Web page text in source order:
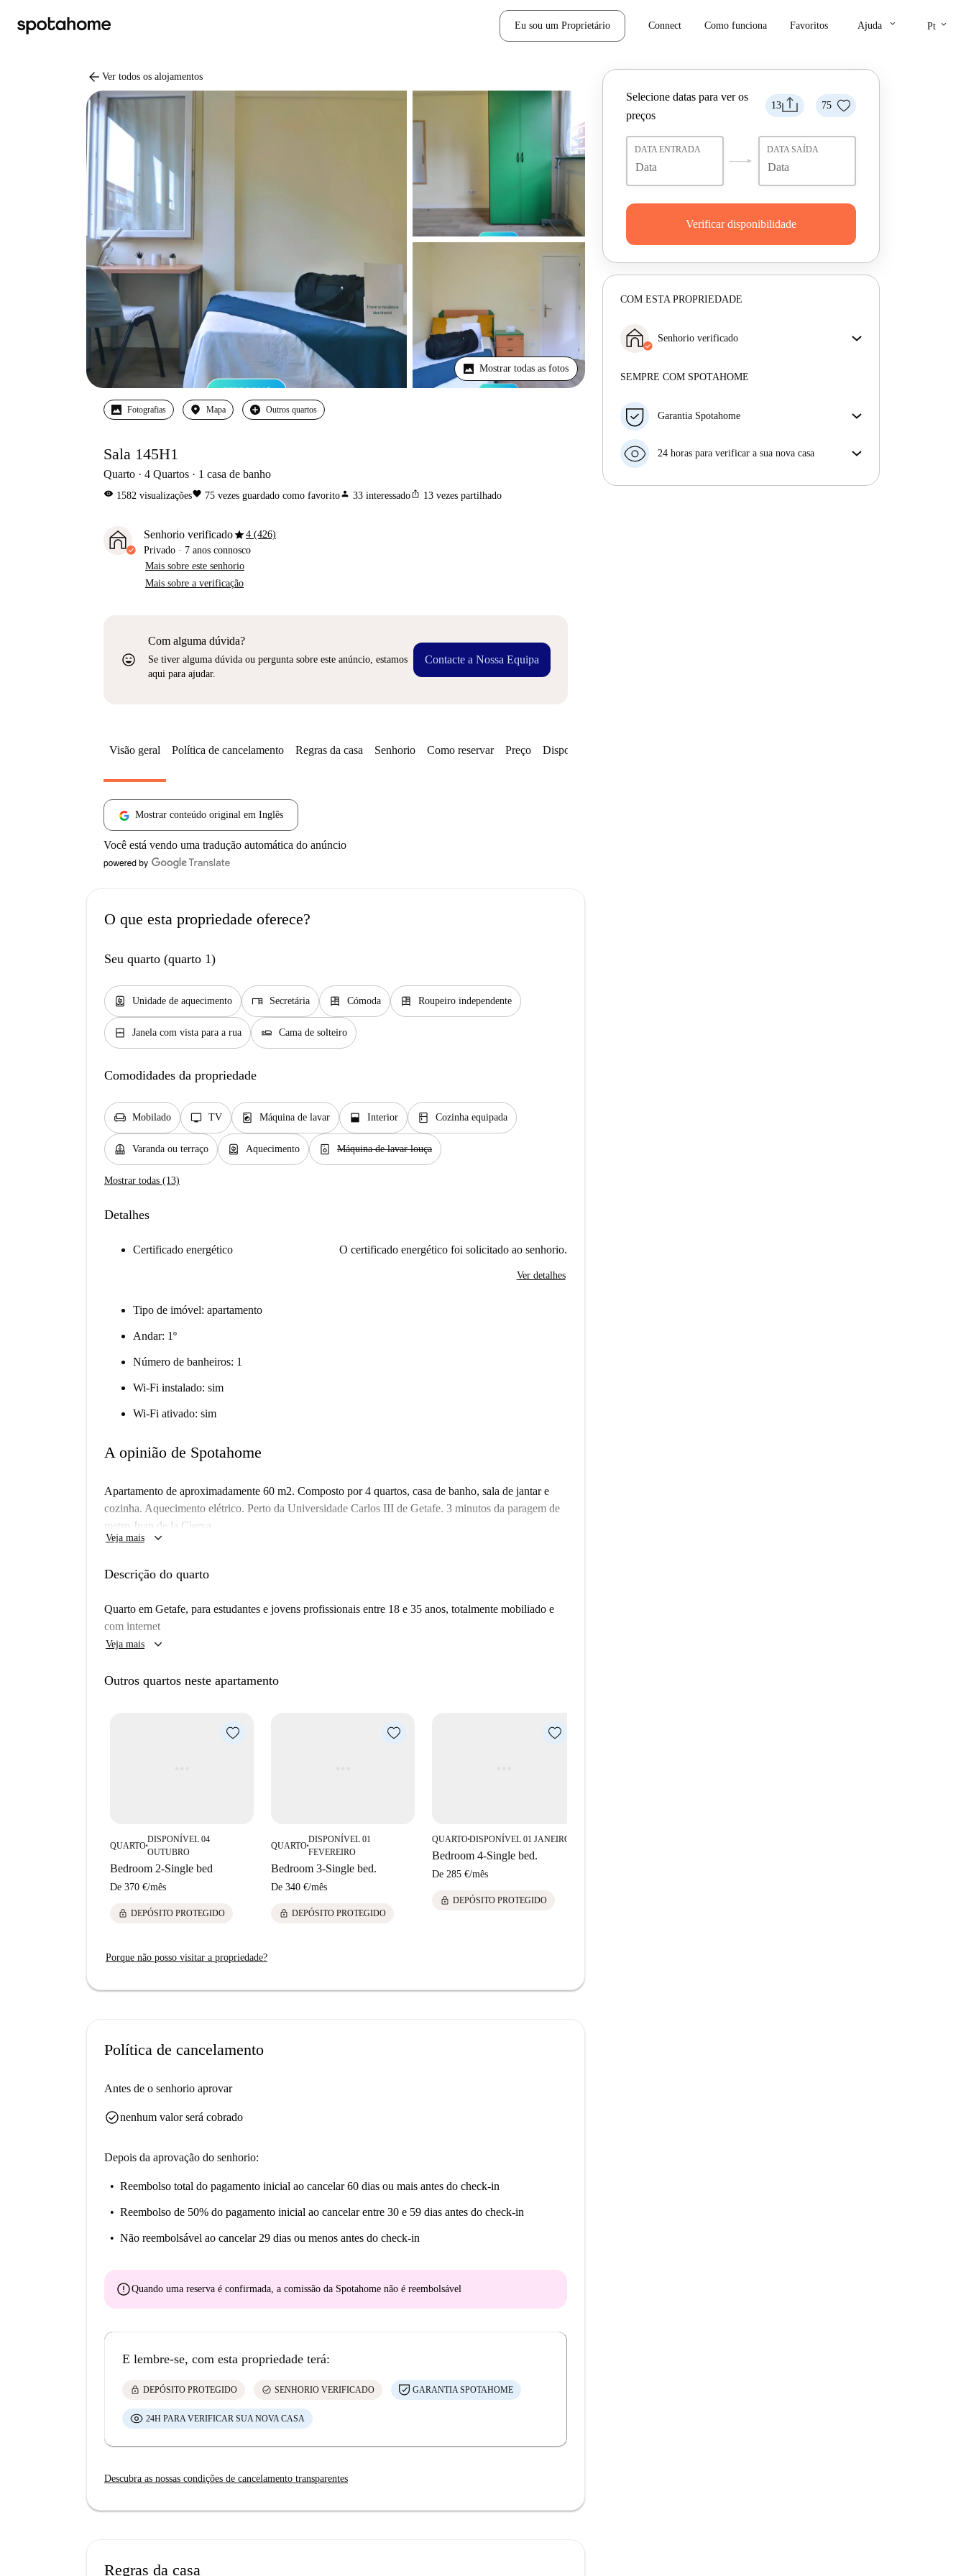
Eu sou um Proprietário Connect Como funciona Favoritos Ajuda keyboard_arrow_down Pt keyboard_arrow_down
arrow_back Ver todos os alojamentos
Mostrar todas as fotos
Fotografias Mapa Outros quartos
Sala 145H1
Quarto 4 Quartos 1 casa de banho
visibility 1582 visualizaçõesfavorite 75 vezes guardado como favoritoperson 33 interessadoios_share 13 vezes partilhado
Senhorio verificadostar4 (426)
Privado · 7 anos connosco
Mais sobre este senhorio
Mais sobre a verificação
sentiment_very_satisfied
Com alguma dúvida?
Se tiver alguma dúvida ou pergunta sobre este anúncio, estamos
aqui para ajudar.
Contacte a Nossa Equipa
13 75
Selecione datas para ver os
preços
DATA ENTRADA DATA SAÍDA
Verificar disponibilidade
COM ESTA PROPRIEDADE
Senhorio verificado
Mais sobre este senhorio
SEMPRE COM SPOTAHOME
Garantia Spotahome
antecedência, nós iremos A) pagar um hotel e ajudá-
seu dinheiro na totalidade.
24 horas para verificar a sua nova casa
Visão geral Política de cancelamento Regras da casa Senhorio Como reservar Preço Disponibilidades
Mostrar conteúdo original em Inglês
Você está vendo uma tradução automática do anúncio
O que esta propriedade oferece?
Seu quarto (quarto 1)
water_heater Unidade de aquecimento desk Secretária dresser Cómoda dresser Roupeiro independente
window_closed Janela com vista para a rua airline_seat_flat Cama de solteiro
Comodidades da propriedade
chair Mobilado tv TV local_laundry_service Máquina de lavar window_open Interior kitchen Cozinha equipada
balcony Varanda ou terraço water_heater Aquecimento dishwasher_gen Máquina de lavar louça
Mostrar todas (13)
Detalhes
Certificado energético O certificado energético foi solicitado ao senhorio.
Ver detalhes
Tipo de imóvel: apartamento
Andar: 1º
Número de banheiros: 1
Wi-Fi instalado: sim
Wi-Fi ativado: sim
A opinião de Spotahome
Apartamento de aproximadamente 60 m2. Composto por 4 quartos, casa de banho, sala de jantar e
cozinha. Aquecimento elétrico. Perto da Universidade Carlos III de Getafe. 3 minutos da paragem de
metro Juan de la Cierva.
Veja mais keyboard_arrow_down
Descrição do quarto
Quarto em Getafe, para estudantes e jovens profissionais entre 18 e 35 anos, totalmente mobiliado e
com internet
Veja mais keyboard_arrow_down
Outros quartos neste apartamento
QUARTO■
DISPONÍVEL 04
OUTUBRO
Bedroom 2-Single bed
De 370 €/mês
lock DEPÓSITO PROTEGIDO
QUARTO■
DISPONÍVEL 01
FEVEREIRO
Bedroom 3-Single bed.
De 340 €/mês
lock DEPÓSITO PROTEGIDO
QUARTO■DISPONÍVEL 01 JANEIRO
Bedroom 4-Single bed.
De 285 €/mês
lock DEPÓSITO PROTEGIDO
Porque não posso visitar a propriedade?
Política de cancelamento
Antes de o senhorio aprovar
check_circlenenhum valor será cobrado
Depois da aprovação do senhorio:
Reembolso total do pagamento inicial ao cancelar 60 dias ou mais antes do check-in
Reembolso de 50% do pagamento inicial ao cancelar entre 30 e 59 dias antes do check-in
Não reembolsável ao cancelar 29 dias ou menos antes do check-in
errorQuando uma reserva é confirmada, a comissão da Spotahome não é reembolsável
E lembre-se, com esta propriedade terá:
lock DEPÓSITO PROTEGIDO check_circle SENHORIO VERIFICADO GARANTIA SPOTAHOME
24H PARA VERIFICAR SUA NOVA CASA
Descubra as nossas condições de cancelamento transparentes
Regras da casa